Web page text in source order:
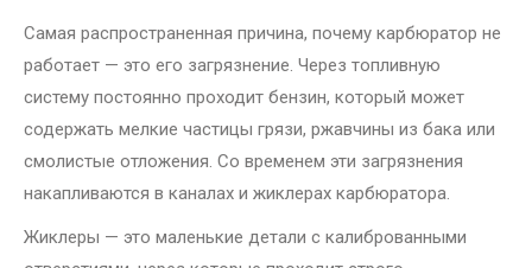
Самая распространенная причина, почему карбюратор не
работает — это его загрязнение. Через топливную
систему постоянно проходит бензин, который может
содержать мелкие частицы грязи, ржавчины из бака или
смолистые отложения. Со временем эти загрязнения
накапливаются в каналах и жиклерах карбюратора.
Жиклеры — это маленькие детали с калиброванными